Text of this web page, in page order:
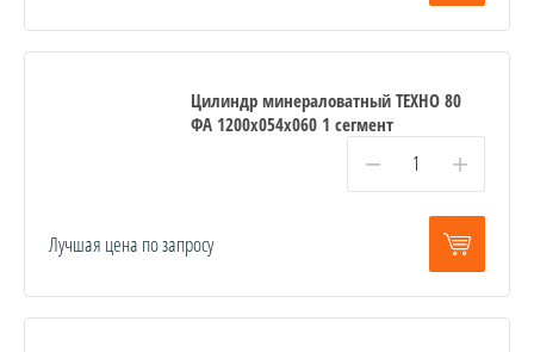
Цилиндр минераловатный ТЕХНО 80
ФА 1200x054x060 1 сегмент
− +
Лучшая цена по запросу